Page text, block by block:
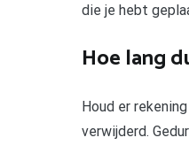
die je hebt
Hoe lang
Houd er
verwijderd.